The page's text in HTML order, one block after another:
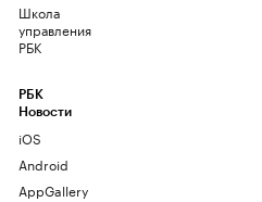
Школа
управления
РБК
РБК
Новости
iOS
Android
AppGallery